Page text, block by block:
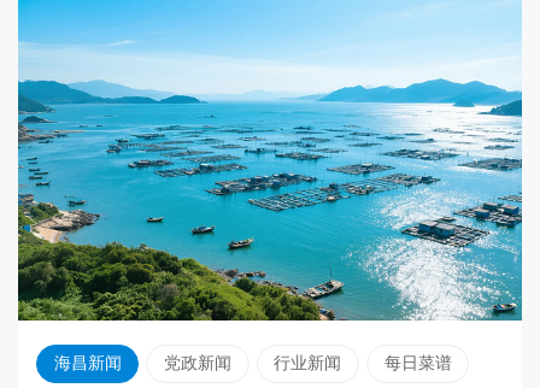
海昌新闻 党政新闻 行业新闻 每日菜谱